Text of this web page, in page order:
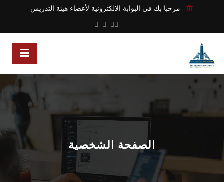
مرحبا بك في البوابة الالكترونية لأعضاء هيئة التدريس
الصفحة الشخصية